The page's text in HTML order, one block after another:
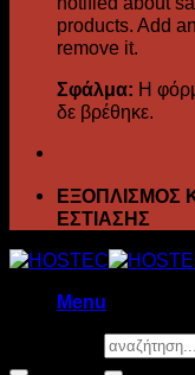
products. Add
remove it.
Σφάλμα: Η
δε βρέθηκε.
ΕΞΟΠΛΙΣΜΟΣ
ΕΣΤΙΑΣΗΣ
Menu
Αναζήτηση
για: